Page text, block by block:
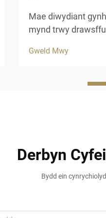
Mae diwydiant
mynd trwy
a phractisau
gleifion modern a
Gweld Mwy
Derbyn
Bydd ein